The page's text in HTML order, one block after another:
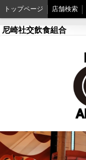
トップページ 店舗検索
尼崎社交飲食組合